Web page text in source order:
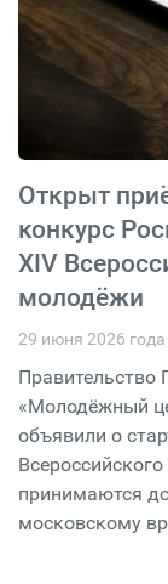
Открыт
конкурс
XIV
молодёжи
29 июня 2026 года
«Молодёжный
объявили о
принимаются
московскому